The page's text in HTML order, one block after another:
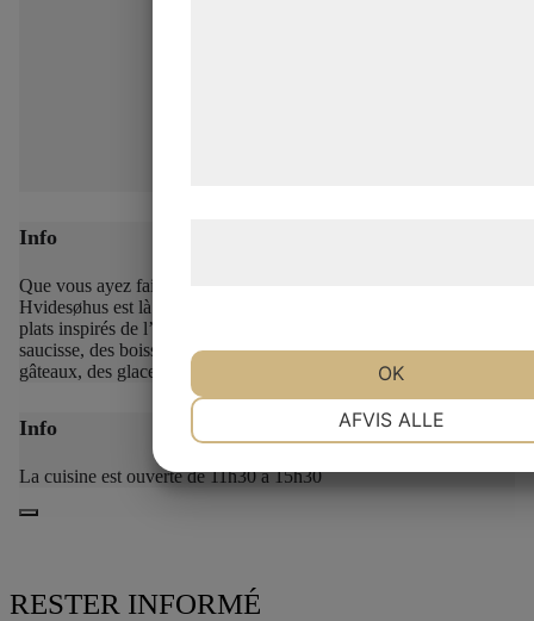
Info
Que vous ayez faim, soif ou envie d’une douceur, le Café
Hvidesøhus est là pour vous aider.
plats inspirés de l’histoire, ainsi que des sandwichs, des roulés à la
saucisse, des boissons non alcoolisées, de la bière, du café, des
gâteaux, des glaces et bien d’autres choses encore.
Info
La cuisine est ouverte de 11h30 à 15h30
RESTER INFORMÉ
AFVIS ALLE
OK